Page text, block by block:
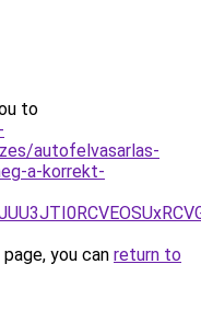
to
autofelvasarlas-
a-korrekt-
you can return to